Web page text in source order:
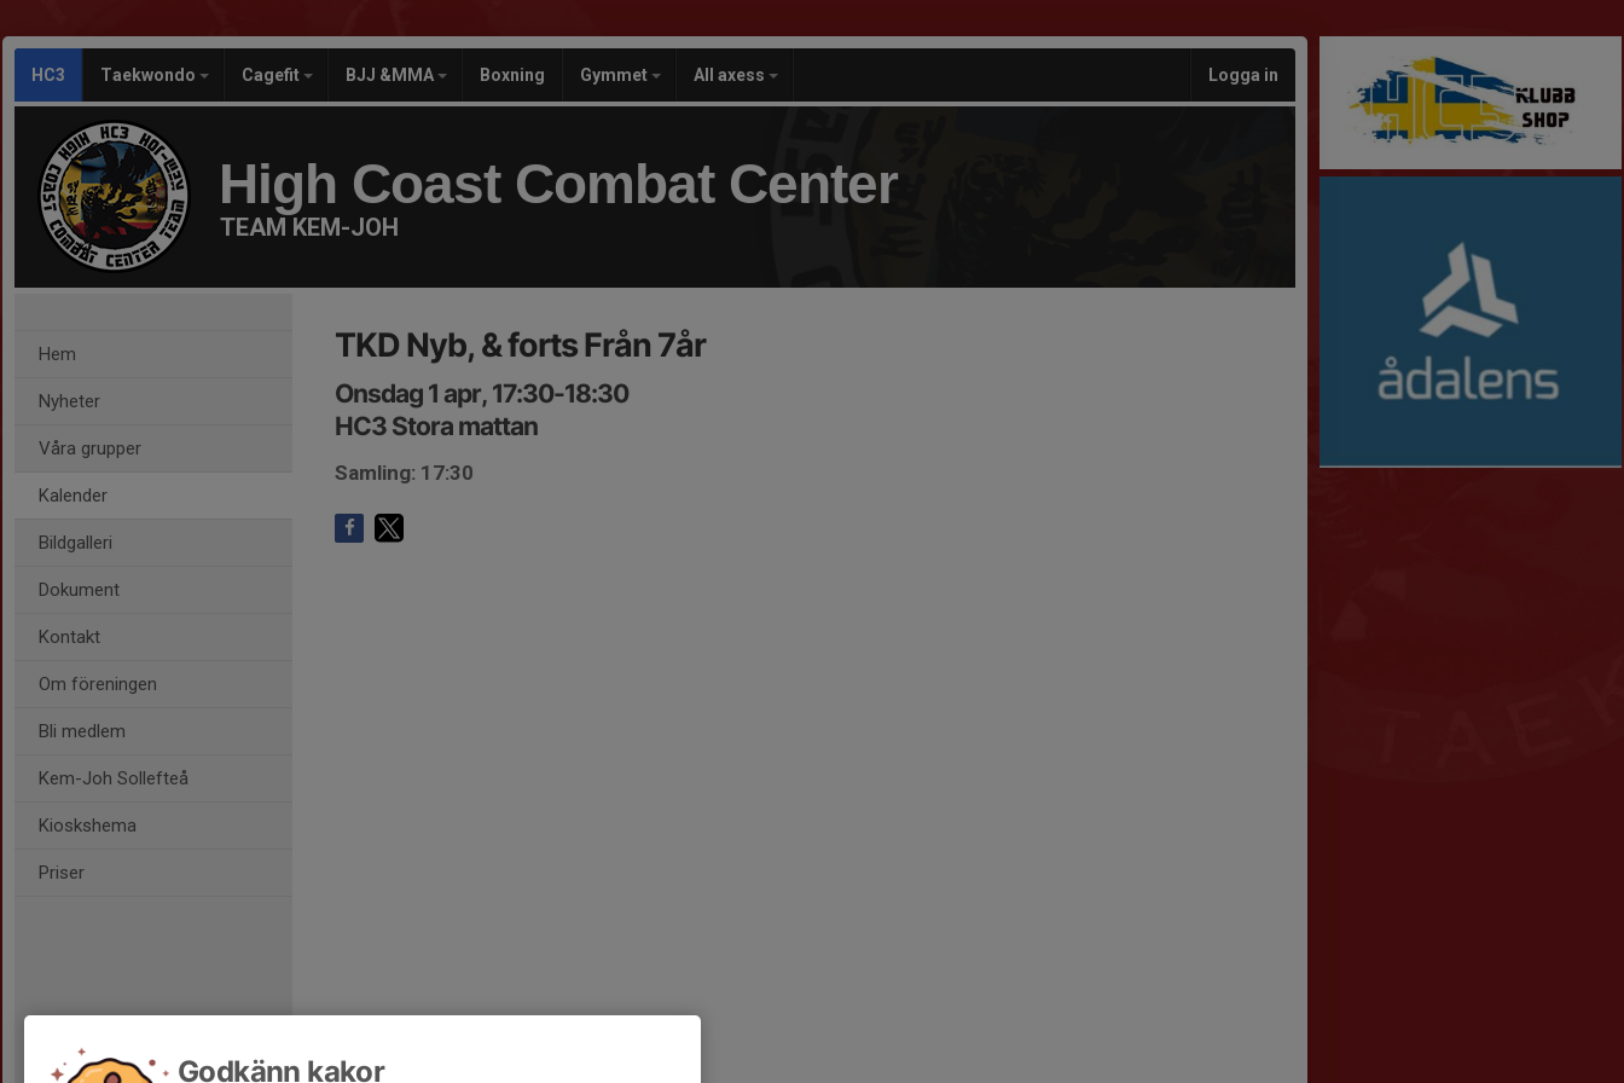
HC3 Taekwondo Cagefit BJJ &MMA Boxning Gymmet All axess Logga in
High Coast Combat Center
TEAM KEM-JOH
Hem
Nyheter
Våra grupper
Kalender
Bildgalleri
Dokument
Kontakt
Om föreningen
Bli medlem
Kem-Joh Sollefteå
Kioskshema
Priser
TKD Nyb, & forts Från 7år
Onsdag 1 apr, 17:30-18:30
HC3 Stora mattan
Samling: 17:30
Godkänn kakor